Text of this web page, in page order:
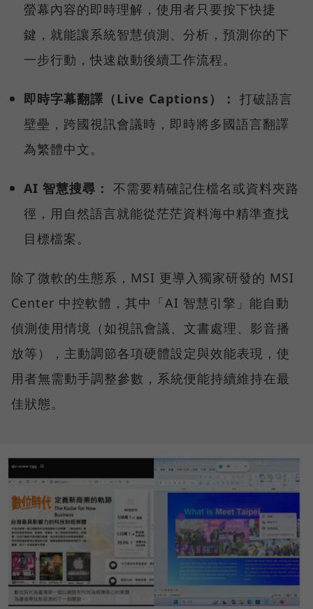
螢幕內容的即時理解，使用者只要按下快捷
鍵，就能讓系統智慧偵測、分析，預測你的下
一步行動，快速啟動後續工作流程。
即時字幕翻譯（Live Captions）： 打破語言
壁壘，跨國視訊會議時，即時將多國語言翻譯
為繁體中文。
AI 智慧搜尋： 不需要精確記住檔名或資料夾路
徑，用自然語言就能從茫茫資料海中精準查找
目標檔案。
除了微軟的生態系，MSI 更導入獨家研發的 MSI
Center 中控軟體，其中「AI 智慧引擎」能自動
偵測使用情境（如視訊會議、文書處理、影音播
放等），主動調節各項硬體設定與效能表現，使
用者無需動手調整參數，系統便能持續維持在最
佳狀態。